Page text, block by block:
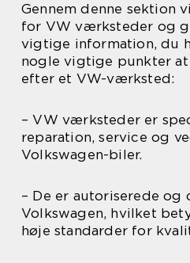
Gennem denne sektion
for VW værksteder og
vigtige information, du
nogle vigtige punkter at
efter et VW-værksted:
– VW værksteder er
reparation, service og
Volkswagen-biler.
– De er autoriserede og
Volkswagen, hvilket
høje standarder for